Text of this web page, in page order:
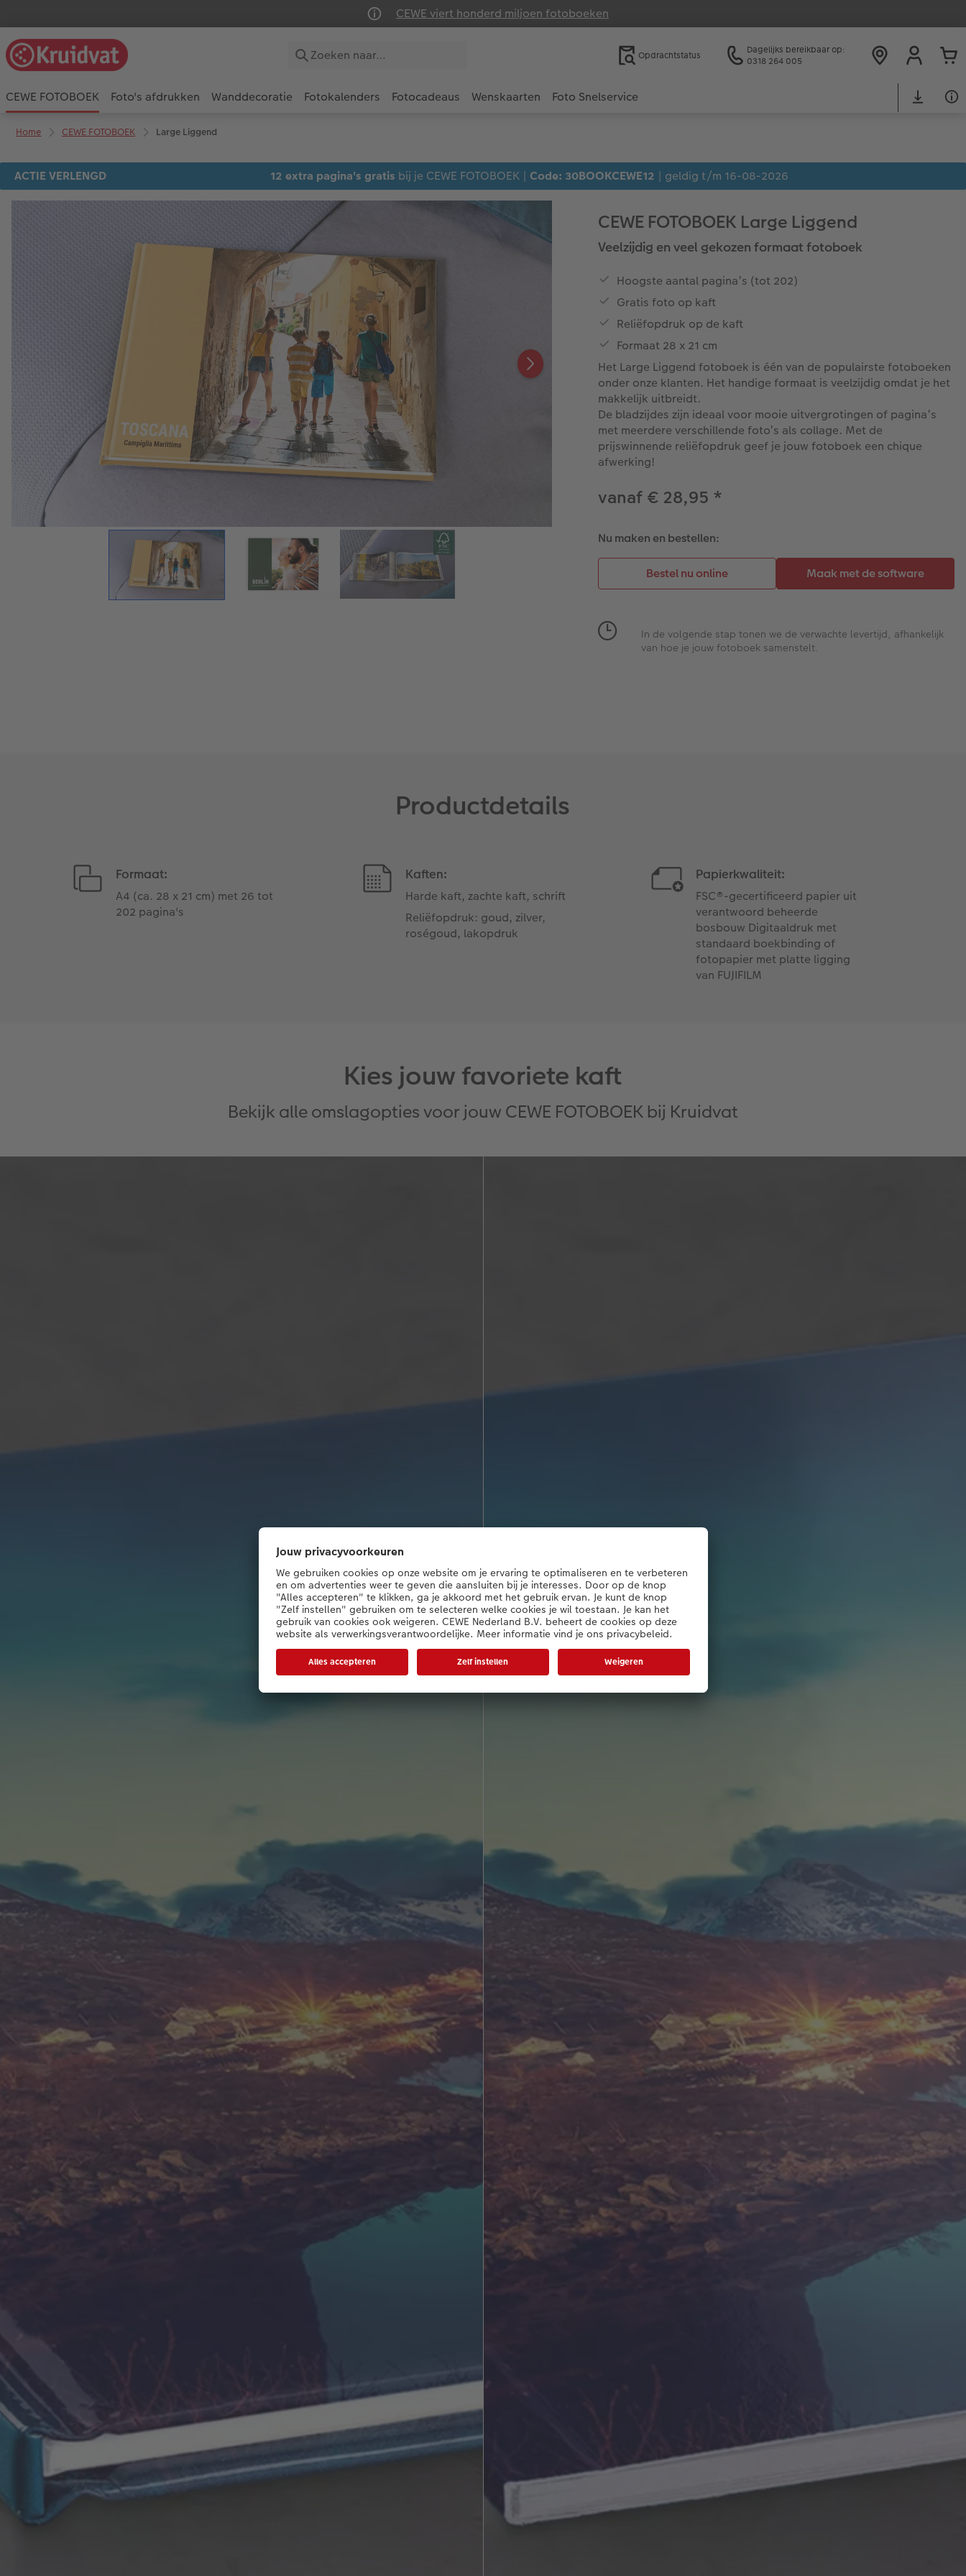
CEWE viert honderd miljoen fotoboeken
Opdrachtstatus
Dagelijks bereikbaar op:
0318 264 005
CEWE FOTOBOEK Foto's afdrukken Wanddecoratie Fotokalenders Fotocadeaus Wenskaarten Foto Snelservice
Home CEWE FOTOBOEK Large Liggend
ACTIE VERLENGD 12 extra pagina's gratis bij je CEWE FOTOBOEK | Code: 30BOOKCEWE12 | geldig t/m 16-08-2026
CEWE FOTOBOEK Large Liggend
Veelzijdig en veel gekozen formaat fotoboek
Hoogste aantal pagina’s (tot 202)
Gratis foto op kaft
Reliëfopdruk op de kaft
Formaat 28 x 21 cm
Het Large Liggend fotoboek is één van de populairste fotoboeken
onder onze klanten. Het handige formaat is veelzijdig omdat je het
makkelijk uitbreidt.
De bladzijdes zijn ideaal voor mooie uitvergrotingen of pagina’s
met meerdere verschillende foto’s als collage. Met de
prijswinnende reliëfopdruk geef je jouw fotoboek een chique
afwerking!
vanaf € 28,95 *
Nu maken en bestellen:
In de volgende stap tonen we de verwachte levertijd, afhankelijk
van hoe je jouw fotoboek samenstelt.
Productdetails
Formaat:
A4 (ca. 28 x 21 cm) met 26 tot
202 pagina's
Kaften:
Harde kaft, zachte kaft, schrift
Reliëfopdruk: goud, zilver,
roségoud, lakopdruk
Papierkwaliteit:
FSC®-gecertificeerd papier uit
verantwoord beheerde
bosbouw Digitaaldruk met
standaard boekbinding of
fotopapier met platte ligging
van FUJIFILM
Kies jouw favoriete kaft
Bekijk alle omslagopties voor jouw CEWE FOTOBOEK bij Kruidvat